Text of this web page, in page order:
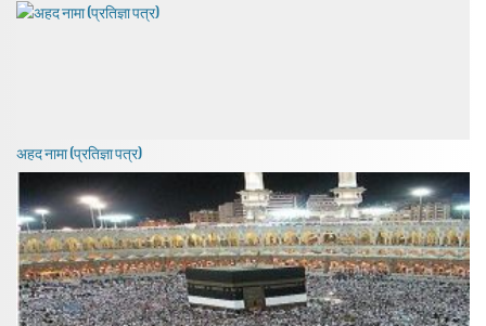
अहद नामा (प्रतिज्ञा पत्र)